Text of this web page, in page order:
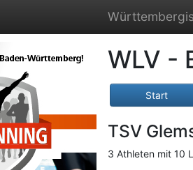
WLV -
Start
TSV
3 Athleten mit 10